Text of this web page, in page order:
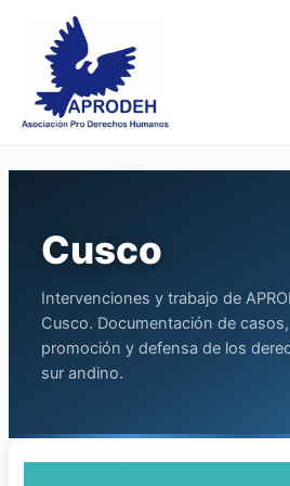
content
Cusco
Intervenciones y trabajo de
Cusco. Documentación de
promoción y defensa de los
sur andino.